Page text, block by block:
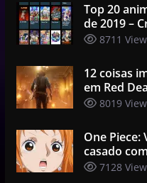
Top 20
de 2019 –
8711
12 coisas
em Red
8019
One Piece:
casado
7128